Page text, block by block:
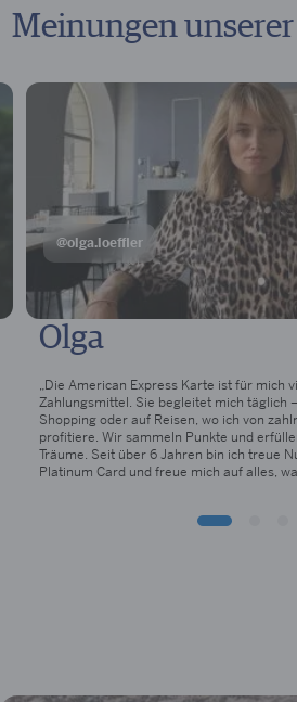
Meinungen
@olga.loeffler
Olga
„Die American Express Karte ist für mich
Zahlungsmittel. Sie begleitet mich täglich
Shopping oder auf Reisen, wo ich von
profitiere. Wir sammeln Punkte und
Träume. Seit über 6 Jahren bin ich treue
Platinum Card und freue mich auf alles,